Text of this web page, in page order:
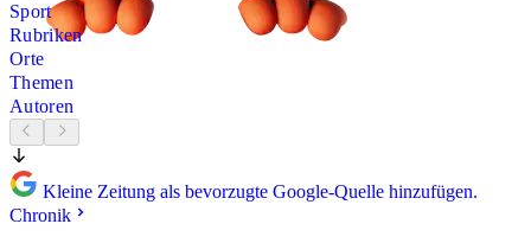
Sport
Rubriken
Orte
Themen
Autoren
Kleine Zeitung als bevorzugte Google-Quelle hinzufügen.
Chronik